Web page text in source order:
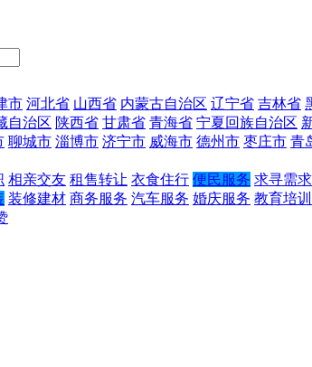
市 河北省 山西省 内蒙古自治区 辽宁省 吉林省
自治区 陕西省 甘肃省 青海省 宁夏回族自治区
聊城市 淄博市 济宁市 威海市 德州市 枣庄市 青
相亲交友 租售转让 衣食住行 便民服务 求寻需求
装修建材 商务服务 汽车服务 婚庆服务 教育培训